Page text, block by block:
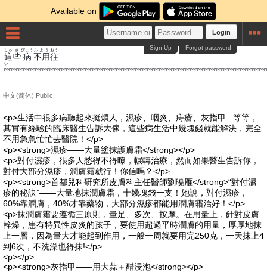
Available on
Login
Forgot password
Sign Up
這
しゃ
些
さ
病
びょう
不用
ふよう
往
おう
中文(简体) Public
<p>生活中很多病聽起來挺煩人，濕疹、咽炎、痔瘡、灰指甲...等等，
其實有經驗的臨床醫生告訴大傢，這些病生活中幾塊錢就能解決，完全
不用急急忙忙去醫院！</p>
<p><strong>濕疹——大量塗抹護膚霜</strong></p>
<p>對付濕疹，很多人愁得不得瞭，輾轉治療，然而如果醫生告訴你，
對付大部分濕疹，潤膚霜就行！你信嗎？</p>
<p><strong>首都兒科研究所皮膚科主任醫師劉曉雁</strong>“對付濕
疹的秘訣”——大量地抹潤膚霜，十幾塊錢一支！她說，對付濕疹，
60%靠潤膚，40%才靠藥物，大部分濕疹都能用潤膚霜治好！</p>
<p>抹潤膚霜要遵循三原則，量足、多次、按摩。在用量上，針對皮膚
幹燥，患有特異性皮炎的孩子，要使用超過平時潤膚的用量，厚厚地抹
上一層，因為量大才能起到作用，一般一周就要用完250克，一天抹上4
到6次，不洗澡也得抹!</p>
<p></p>
<p><strong>灰指甲——用大蒜＋醋浸泡</strong></p>